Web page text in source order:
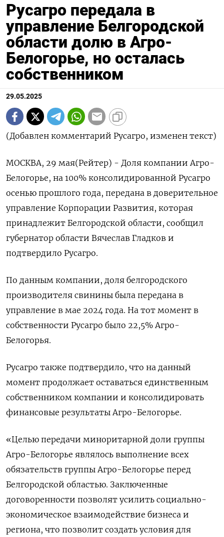
Русагро передала в
управление Белгородской
области долю в Агро-
Белогорье, но осталась
собственником
29.05.2025
(Добавлен комментарий Русагро, изменен текст)
МОСКВА, 29 мая(Рейтер) - Доля компании Агро-
Белогорье, на 100% консолидированной Русагро
осенью прошлого года, передана в доверительное
управление Корпорации Развития, которая
принадлежит Белгородской области, сообщил
губернатор области Вячеслав Гладков и
подтвердило Русагро.
По данным компании, доля белгородского
производителя свинины была передана в
управление в мае 2024 года. На тот момент в
собственности Русагро было 22,5% Агро-
Белогорья.
Русагро также подтвердило, что на данный
момент продолжает оставаться единственным
собственником компании и консолидировать
финансовые результаты Агро-Белогорье.
«Целью передачи миноритарной доли группы
Агро-Белогорье являлось выполнение всех
обязательств группы Агро-Белогорье перед
Белгородской областью. Заключенные
договоренности позволят усилить социально-
экономическое взаимодействие бизнеса и
региона, что позволит создать условия для